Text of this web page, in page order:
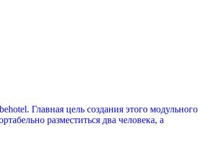
Главная цель создания этого модульного
разместиться два человека, а